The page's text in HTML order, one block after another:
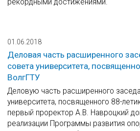
рекордными достижениями.
01.06.2018
Деловая часть расширенного
совета университета,
ВолгГТУ
Деловую часть расширенного
университета, посвященного 88-
первый проректор А.В. Навроцкий
реализации Программы развития